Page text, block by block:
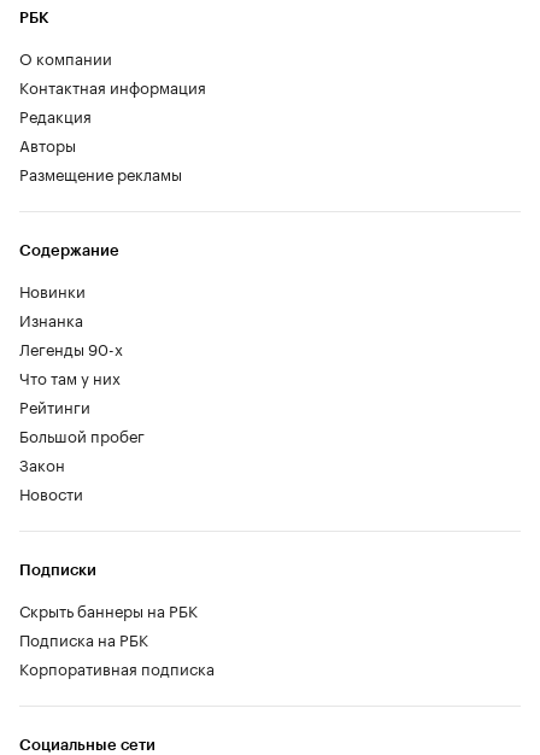
РБК
О компании
Контактная информация
Редакция
Авторы
Размещение рекламы
Содержание
Новинки
Изнанка
Легенды 90-х
Что там у них
Рейтинги
Большой пробег
Закон
Новости
Социальные сети
Подписки
Скрыть баннеры на РБК
Подписка на РБК
Корпоративная подписка